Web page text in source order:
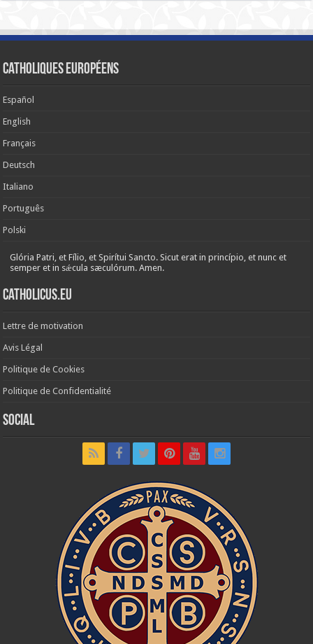
Catholiques européens
Español
English
Français
Deutsch
Italiano
Português
Polski
Glória Patri, et Fílio, et Spirítui Sancto. Sicut erat in princípio, et nunc et
semper et in sǽcula sæculórum. Amen.
Catholicus.eu
Lettre de motivation
Avis Légal
Politique de Cookies
Politique de Confidentialité
Social